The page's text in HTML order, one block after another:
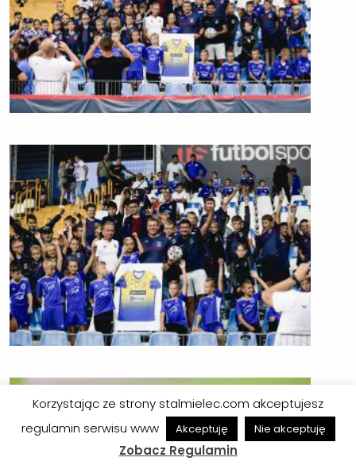
Korzystając ze strony stalmielec.com akceptujesz
regulamin serwisu www
Akceptuję Nie akceptuję
Zobacz Regulamin